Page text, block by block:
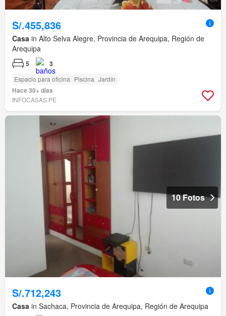
S/.455,836
Casa in Alto Selva Alegre, Provincia de Arequipa, Región de
Arequipa
5 3
Espacio para oficina Piscina Jardín
Hace 30+ días
INFOCASAS.PE
10 Fotos
S/.712,243
Casa in Sachaca, Provincia de Arequipa, Región de Arequipa